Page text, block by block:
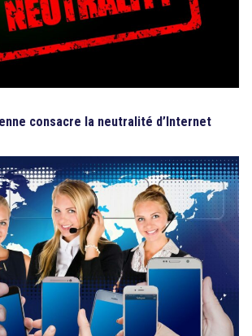
consacre la neutralité d’Internet